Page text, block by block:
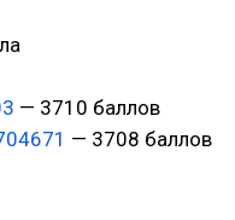
— 3710 баллов
— 3708 баллов